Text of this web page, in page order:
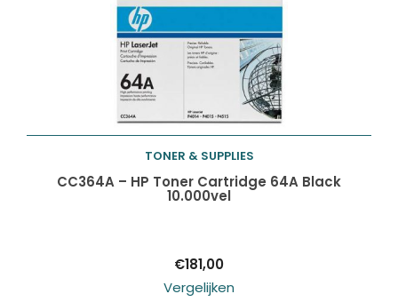
Toevoegen aan
TONER & SUPPLIES
CC364A – HP Toner Cartridge 64A Black
10.000vel
€181,00
Vergelijken